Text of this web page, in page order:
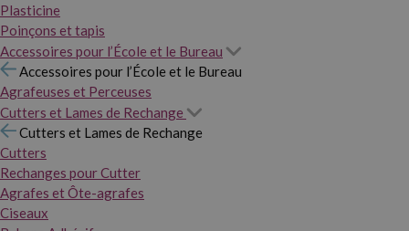
Plasticine
Poinçons et tapis
Accessoires pour l’École et le Bureau
Accessoires pour l’École et le Bureau
Agrafeuses et Perceuses
Cutters et Lames de Rechange
Cutters et Lames de Rechange
Cutters
Rechanges pour Cutter
Agrafes et Ôte-agrafes
Ciseaux